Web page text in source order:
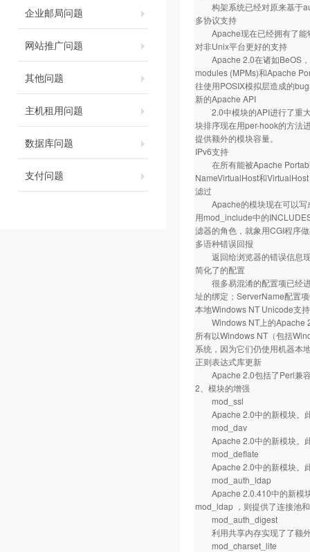
企业邮局问题
网站推广问题
其他问题
主机租用问题
数据库问题
支付问题
构架系统已经对原来基于
多协议支持
Apache现在已经拥有了能
对非Unix平台更好的支持
Apache 2.0在诸如BeOS，
modules (MPMs)和Apache
往使用POSIX模拟层造成的
新的Apache API
2.0中模块的API进行了重大
块排序现在用per-hook的方法
提供额外的模块容量。
IPv6支持
在所有能被Apache
NameVirtualHost和
滤过
Apache的模块现在可以写
用mod_include中的
滤器的角色，就象用CGI程序
多语种错误回报
返回给浏览器的错误信息现
简化了的配置
很多易混淆的配置项已经进
址的绑定；ServerName配置
本地Windows NT Unicode支持
Windows NT上的Apache
所有以Windows NT（包括
系统，因为它们仍使用机器本
正则表达式库更新
Apache 2.0包括了Perl兼容
2、模块的增强
mod_ssl
Apache 2.0中的新模块。此
mod_dav
Apache 2.0中的新模块。此
mod_deflate
Apache 2.0中的新模块。此
mod_auth_ldap
Apache 2.0.410中的新模块
mod_ldap ，则提供了连接池
mod_auth_digest
利用共享内存实现了了额
mod_charset_lite